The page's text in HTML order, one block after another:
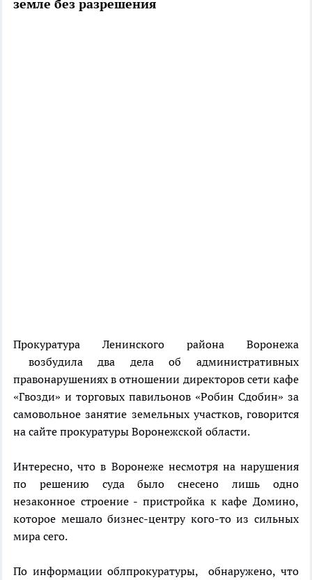
земле без разрешения
Прокуратура Ленинского района Воронежа
возбудила два дела об административных
правонарушениях в отношении директоров сети кафе
«Гвозди» и торговых павильонов «Робин Сдобин» за
самовольное занятие земельных участков, говорится
на сайте прокуратуры Воронежской области.
Интересно, что в Воронеже несмотря на нарушения
по решению суда было снесено лишь одно
незаконное строение - пристройка к кафе Домино,
которое мешало бизнес-центру кого-то из сильных
мира сего.
По информации облпрокуратуры, обнаружено, что